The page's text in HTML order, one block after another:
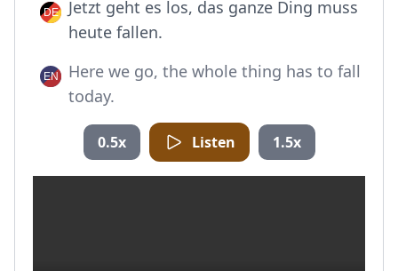
Jetzt geht es los, das ganze Ding muss
heute fallen.
Here we go, the whole thing has to fall
today.
0.5x Listen 1.5x